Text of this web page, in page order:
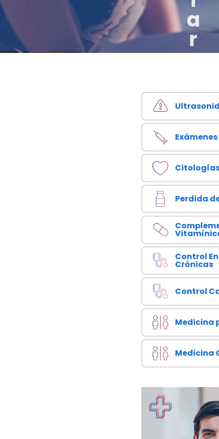
a
r
Perdida
Control
Crónicas
Control
Medicina
Medicina